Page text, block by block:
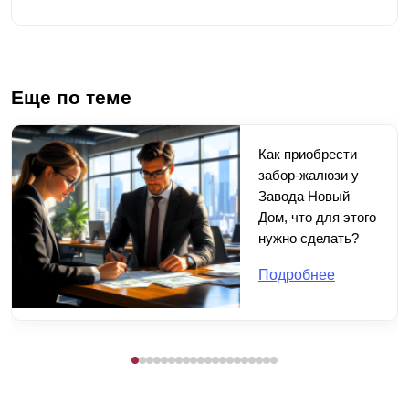
Еще по теме
Как приобрести
забор-жалюзи у
Завода Новый
Дом, что для этого
нужно сделать?
Подробнее